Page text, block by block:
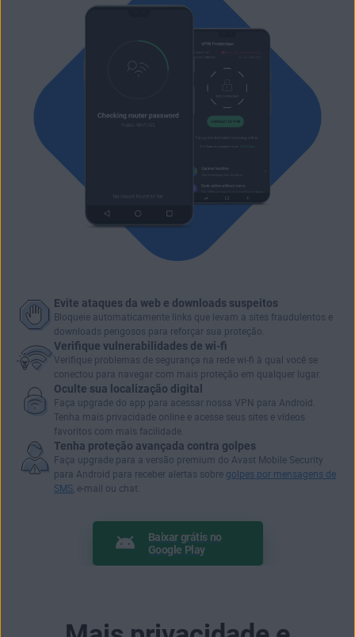
Evite ataques da web e downloads suspeitos
Bloqueie automaticamente links que levam a sites fraudulentos e
downloads perigosos para reforçar sua proteção.
Verifique vulnerabilidades de wi-fi
Verifique problemas de segurança na rede wi-fi à qual você se
conectou para navegar com mais proteção em qualquer lugar.
Oculte sua localização digital
Faça upgrade do app para acessar nossa VPN para Android.
Tenha mais privacidade online e acesse seus sites e vídeos
favoritos com mais facilidade.
Tenha proteção avançada contra golpes
Faça upgrade para a versão premium do Avast Mobile Security
para Android para receber alertas sobre golpes por mensagens de
SMS, e-mail ou chat.
Baixar grátis no
Google Play